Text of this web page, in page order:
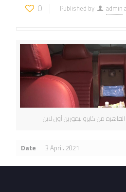
0 Published by admin
من كايرو ليموزين أون لاين
Date 3 April، 2021